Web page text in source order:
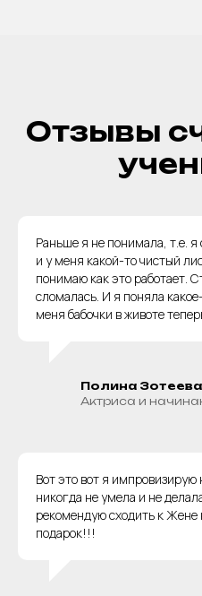
Отзывы
Раньше я не понимала, т.е.
и у меня какой-то чистый
понимаю как это работает.
сломалась. И я поняла
меня бабочки в животе
Полина Зотеева
Актриса и
Вот это вот я
никогда не умела и не
рекомендую сходить к Жене
подарок!!!